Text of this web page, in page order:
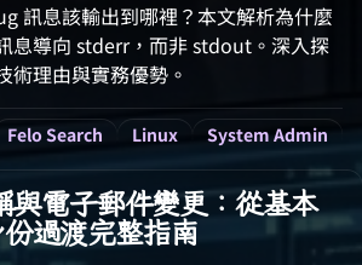
訊息該輸出到哪裡？本文解析為什麼
息導向 stderr，而非 stdout。深入探
術理由與實務優勢。
Felo Search Linux System Admin
與電子郵件變更：從基本
過渡完整指南